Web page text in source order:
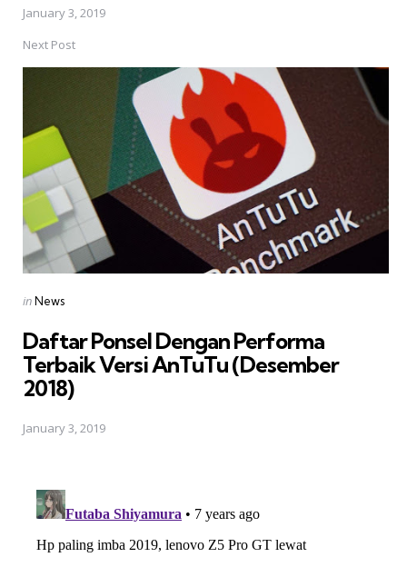
January 3, 2019
Next Post
Posted
inNews
Daftar Ponsel Dengan Performa
Terbaik Versi AnTuTu (Desember
2018)
January 3, 2019